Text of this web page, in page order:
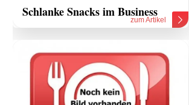
Schlanke Snacks im Business
zum Artikel